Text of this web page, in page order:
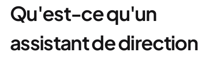
Qu'est-ce qu'un
assistant de direction